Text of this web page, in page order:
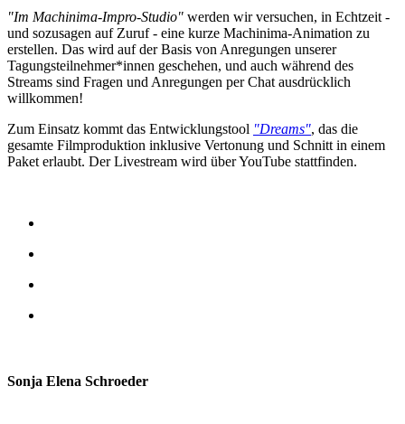
"Im Machinima-Impro-Studio" werden wir versuchen, in Echtzeit -
und sozusagen auf Zuruf - eine kurze Machinima-Animation zu
erstellen. Das wird auf der Basis von Anregungen unserer
Tagungsteilnehmer*innen geschehen, und auch während des
Streams sind Fragen und Anregungen per Chat ausdrücklich
willkommen!
Zum Einsatz kommt das Entwicklungstool "Dreams", das die
gesamte Filmproduktion inklusive Vertonung und Schnitt in einem
Paket erlaubt. Der Livestream wird über YouTube stattfinden.
Sonja Elena Schroeder